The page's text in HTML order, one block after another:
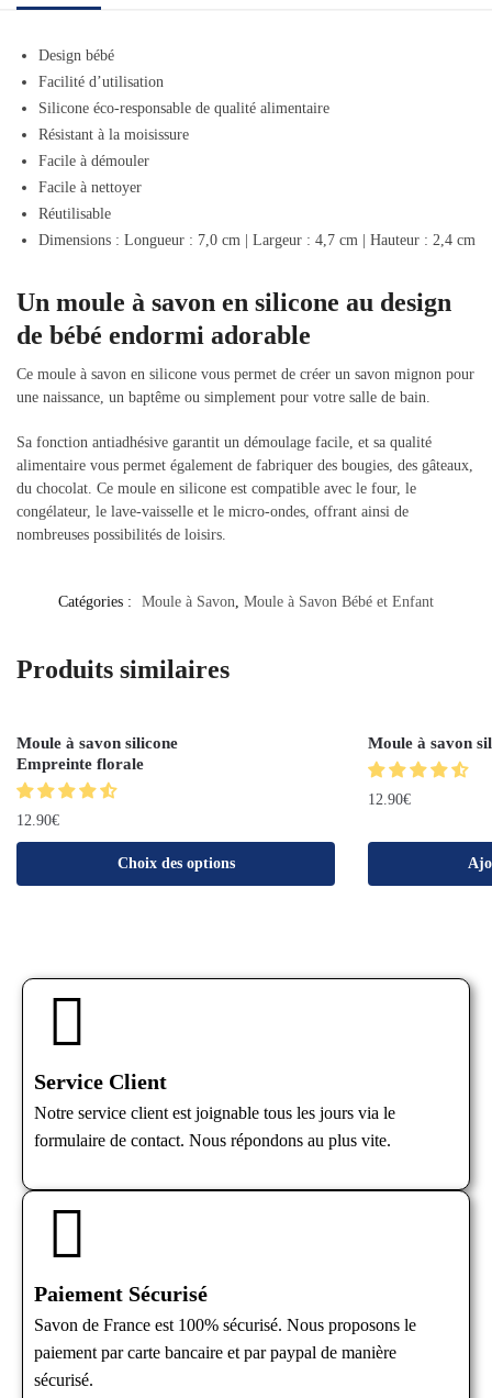
Design bébé
Facilité d’utilisation
Silicone éco-responsable de qualité alimentaire
Résistant à la moisissure
Facile à démouler
Facile à nettoyer
Réutilisable
Dimensions : Longueur : 7,0 cm | Largeur : 4,7 cm | Hauteur : 2,4 cm
Un moule à savon en silicone au design
de bébé endormi adorable
Ce moule à savon en silicone vous permet de créer un savon mignon pour
une naissance, un baptême ou simplement pour votre salle de bain.
Sa fonction antiadhésive garantit un démoulage facile, et sa qualité
alimentaire vous permet également de fabriquer des bougies, des gâteaux,
du chocolat. Ce moule en silicone est compatible avec le four, le
congélateur, le lave-vaisselle et le micro-ondes, offrant ainsi de
nombreuses possibilités de loisirs.
Catégories : Moule à Savon Moule à Savon Bébé et Enfant
Produits similaires
Moule à savon silicone
Empreinte florale
12.90€
Choix des options
Moule à savon
12.90€
Service Client
Notre service client est joignable tous les jours via le
formulaire de contact. Nous répondons au plus vite.
Paiement Sécurisé
Savon de France est 100% sécurisé. Nous proposons le
paiement par carte bancaire et par paypal de manière
sécurisé.